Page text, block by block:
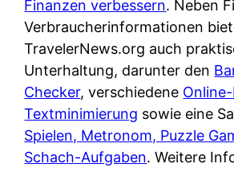
a
r
t
e
n
M
I
R
n
l
o
s
u
n
d
w
m
p
r
i
v
a
t
e
Finanzen verbessern. Neben
Verbraucherinformationen
TravelerNews.org auch
Unterhaltung, darunter den
Checker, verschiedene
Textminimierung sowie eine
Spielen, Metronom, Puzzle
Schach-Aufgaben. Weitere